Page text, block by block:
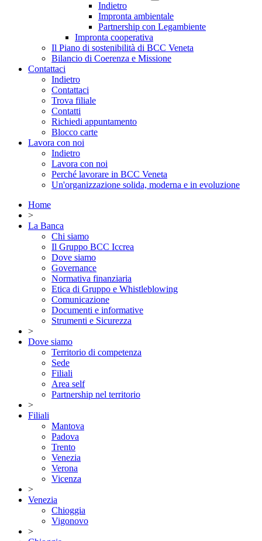
Indietro
Impronta ambientale
Partnership con Legambiente
Impronta cooperativa
Il Piano di sostenibilità di BCC Veneta
Bilancio di Coerenza e Missione
Contattaci
Indietro
Contattaci
Trova filiale
Contatti
Richiedi appuntamento
Blocco carte
Lavora con noi
Indietro
Lavora con noi
Perché lavorare in BCC Veneta
Un'organizzazione solida, moderna e in evoluzione
Home
>
La Banca
Chi siamo
Il Gruppo BCC Iccrea
Dove siamo
Governance
Normativa finanziaria
Etica di Gruppo e Whistleblowing
Comunicazione
Documenti e informative
Strumenti e Sicurezza
>
Dove siamo
Territorio di competenza
Sede
Filiali
Area self
Partnership nel territorio
>
Filiali
Mantova
Padova
Trento
Venezia
Verona
Vicenza
>
Venezia
Chioggia
Vigonovo
>